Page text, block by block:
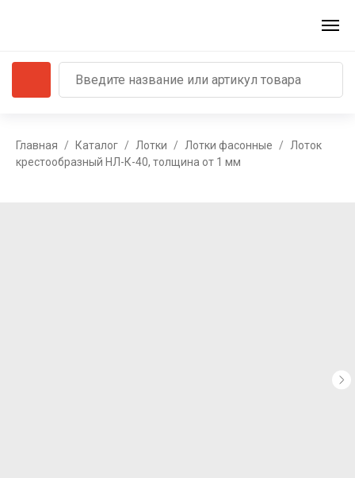
Главная Каталог Лотки Лотки фасонные
Лоток
крестообразный НЛ-К-40, толщина от 1 мм